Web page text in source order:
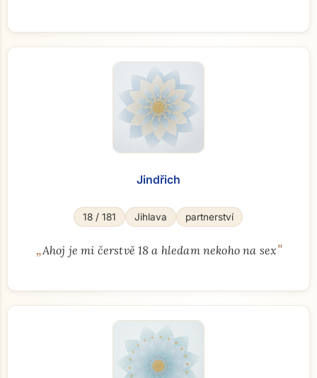
Jindřich
18 / 181 Jihlava partnerství
„Ahoj je mi čerstvě 18 a hledam nekoho na sex"